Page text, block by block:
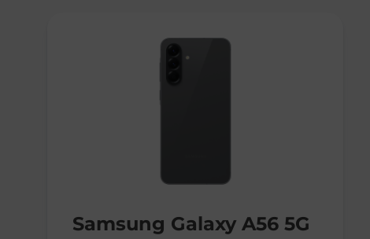
Samsung Galaxy A56 5G